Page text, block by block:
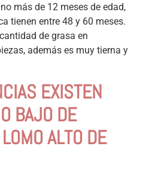
más de 12 meses de edad,
tienen entre 48 y 60 meses.
de grasa en
además es muy tierna y
EXISTEN
BAJO DE
ALTO DE